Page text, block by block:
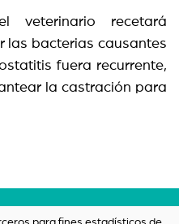
veterinario recetará
las bacterias causantes
fuera recurrente,
la castración para